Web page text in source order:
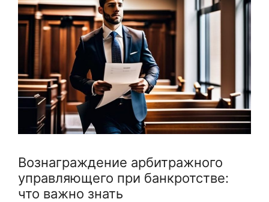
Вознаграждение арбитражного
управляющего при банкротстве:
что важно знать